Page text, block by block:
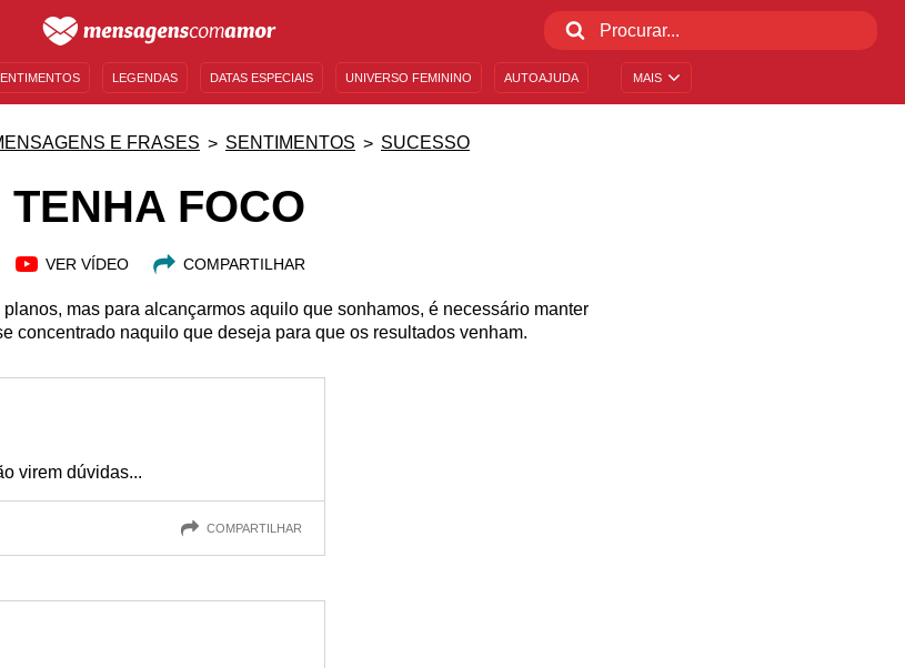
MAIS
LEGENDAS DATAS ESPECIAIS UNIVERSO FEMININO AUTOAJUDA
E FRASES SENTIMENTOS SUCESSO
TENHA FOCO
VER VÍDEO COMPARTILHAR
mas para alcançarmos aquilo que sonhamos, é necessário manter
concentrado naquilo que deseja para que os resultados venham.
virem dúvidas...
COMPARTILHAR